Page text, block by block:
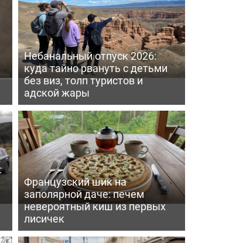
Небанальный отпуск 2026:
куда тайно рвануть с детьми
без виз, толп туристов и
адской жары
Французский шик на
заполярной даче: печем
невероятный киш из первых
лисичек